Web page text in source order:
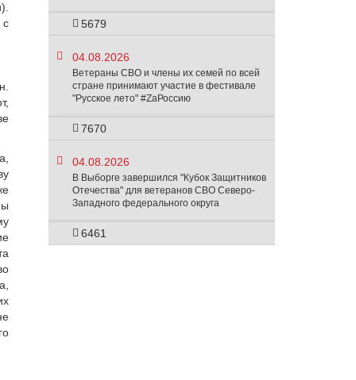
с
5679
04.08.2026
Ветераны СВО и члены их семей по всей
стране принимают участие в фестивале
"Русское лето" #ZaРоссию
7670
04.08.2026
В Выборге завершился "Кубок Защитников
Отечества" для ветеранов СВО Северо-
Западного федерального округа
6461